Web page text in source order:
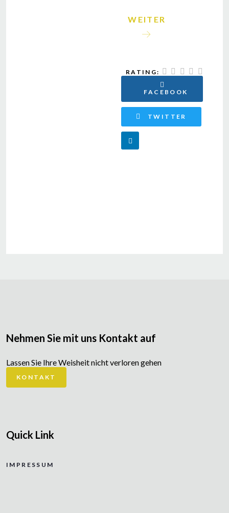
NÄCHSTER
WEITER
RATING:
FACEBOOK
TWITTER
Nehmen Sie mit uns Kontakt auf
Lassen Sie Ihre Weisheit nicht verloren gehen
KONTAKT
Quick Link
IMPRESSUM